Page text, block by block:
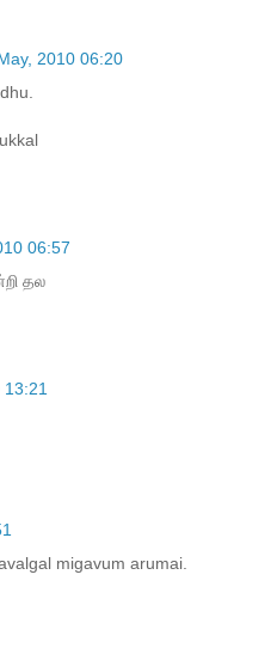
2010 06:20
06:57
தல
13:21
migavum arumai.